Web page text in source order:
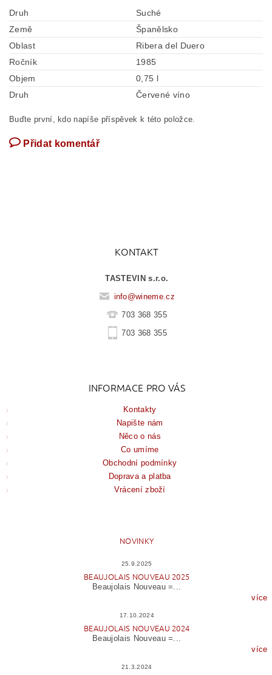
Druh
Suché
Země
Španělsko
Oblast
Ribera del Duero
Ročník
1985
Objem
0,75 l
Druh
Červené víno
Buďte první, kdo napíše příspěvek k této položce.
Přidat komentář
KONTAKT
TASTEVIN s.r.o.
info@wineme.cz
703 368 355
703 368 355
INFORMACE PRO VÁS
Kontakty
Napište nám
Něco o nás
Co umíme
Obchodní podmínky
Doprava a platba
Vrácení zboží
NOVINKY
25.9.2025
BEAUJOLAIS NOUVEAU 2025
Beaujolais Nouveau =...
více
17.10.2024
BEAUJOLAIS NOUVEAU 2024
Beaujolais Nouveau =...
více
21.3.2024